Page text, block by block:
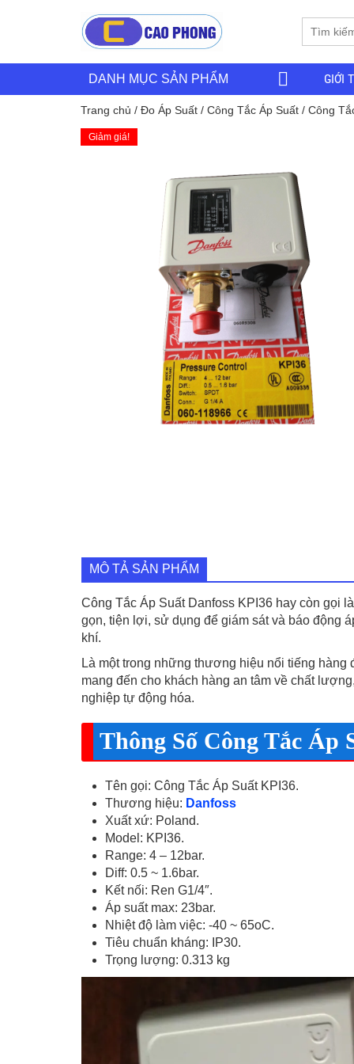
DANH MỤC SẢN PHẨM GIỚI
Trang chủ / Đo Áp Suất / Công Tắc Áp Suất / Công
Giảm giá!
MÔ TẢ SẢN PHẨM
Công Tắc Áp Suất Danfoss KPI36 hay còn gọi
gọn, tiện lợi, sử dụng để giám sát và báo động
khí.
Là một trong những thương hiệu nổi tiếng
mang đến cho khách hàng an tâm về chất
nghiệp tự động hóa.
Thông Số Công Tắc Áp
Tên gọi: Công Tắc Áp Suất KPI36.
Thương hiệu: Danfoss
Xuất xứ: Poland.
Model: KPI36.
Range: 4 – 12bar.
Diff: 0.5 ~ 1.6bar.
Kết nối: Ren G1/4″.
Áp suất max: 23bar.
Nhiệt độ làm việc: -40 ~ 65oC.
Tiêu chuẩn kháng: IP30.
Trọng lượng: 0.313 kg